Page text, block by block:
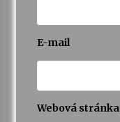
E-mail
Webová stránka